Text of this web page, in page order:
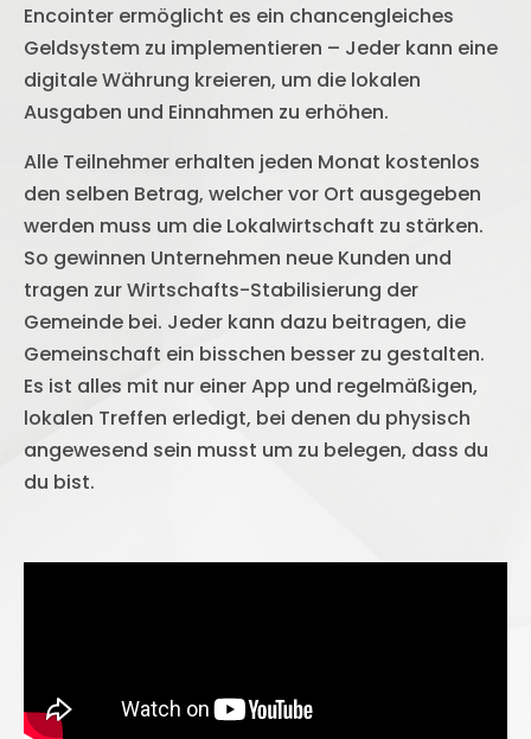
Encointer ermöglicht es ein chancengleiches
Geldsystem zu implementieren – Jeder kann eine
digitale Währung kreieren, um die lokalen
Ausgaben und Einnahmen zu erhöhen.
Alle Teilnehmer erhalten jeden Monat kostenlos
den selben Betrag, welcher vor Ort ausgegeben
werden muss um die Lokalwirtschaft zu stärken.
So gewinnen Unternehmen neue Kunden und
tragen zur Wirtschafts-Stabilisierung der
Gemeinde bei. Jeder kann dazu beitragen, die
Gemeinschaft ein bisschen besser zu gestalten.
Es ist alles mit nur einer App und regelmäßigen,
lokalen Treffen erledigt, bei denen du physisch
angewesend sein musst um zu belegen, dass du
du bist.